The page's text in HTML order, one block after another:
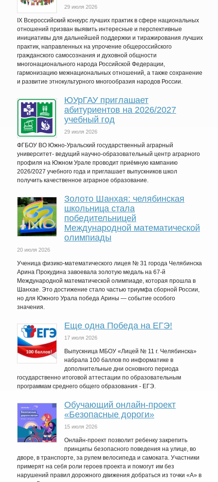
29 июля 2026
IX Всероссийский конкурс лучших практик в сфере национальных
отношений призван выявить интересные и перспективные
инициативы для дальнейшей поддержки и тиражирования лучших
практик, направленных на упрочение общероссийского
гражданского самосознания и духовной общности
многонационального народа Российской Федерации,
гармонизацию межнациональных отношений, а также сохранение
и развитие этнокультурного многообразия народов России.
ЮУрГАУ приглашает
абитуриентов на 2026/2027
учебный год
29 июля 2026
ФГБОУ ВО Южно-Уральский государственный аграрный
университет- ведущий научно-образовательный центр аграрного
профиля на Южном Урале проводит приёмную кампанию
2026/2027 учебного года и приглашает выпускников школ
получить качественное аграрное образование.
Золото Шанхая: челябинская
школьница стала
победительницей
Международной математической
олимпиады
20 июля 2026
Ученица физико-математического лицея № 31 города Челябинска
Арина Прокудина завоевала золотую медаль на 67-й
Международной математической олимпиаде, которая прошла в
Шанхае. Это достижение стало частью триумфа сборной России,
но для Южного Урала победа Арины — событие особого
значения.
Еще одна Победа на ЕГЭ!
17 июля 2026
Выпускница МБОУ «Лицей № 11 г. Челябинска»
набрала 100 баллов по информатике в
дополнительные дни основного периода
государственно итоговой аттестации по образовательным
программам среднего общего образования - ЕГЭ.
Обучающий онлайн-проект
«Безопасные дороги»
15 июля 2026
Онлайн-проект позволит ребенку закрепить
принципы безопасного поведения на улице, во
дворе, в транспорте, за рулем велосипеда и самоката. Участники
примерят на себя роли героев проекта и помогут им без
нарушений правил дорожного движения добраться из точки «А» в